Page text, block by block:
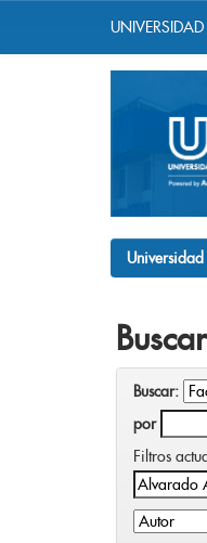
Buscar
Buscar:
por
Filtros